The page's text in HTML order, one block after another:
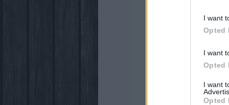
I want
Opted
I want
Opted
I want
Opted